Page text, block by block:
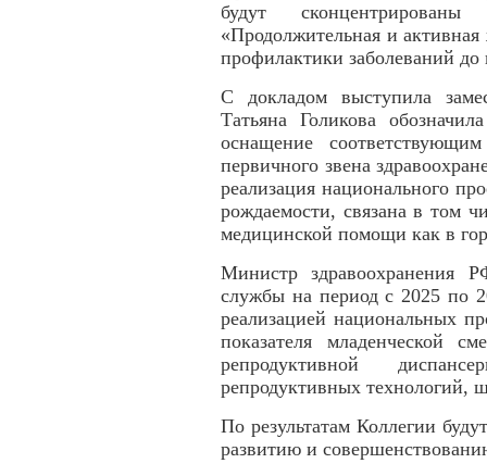
будут
«Продолжительная и
профилактики заболеваний до
С докладом выступила
Татьяна Голикова
оснащение
первичного звена
реализация национального
рождаемости, связана в том
медицинской помощи как в
Министр здравоохранения
службы на период с 2025 по
реализацией национальных
показателя младенческой
репродуктивной
репродуктивных технологий,
По результатам Коллегии
развитию и